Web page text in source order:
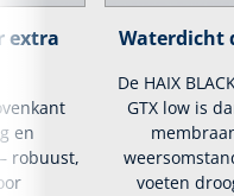
extra
en
robuust,
Waterdicht
De HAIX
GTX low is
voeten